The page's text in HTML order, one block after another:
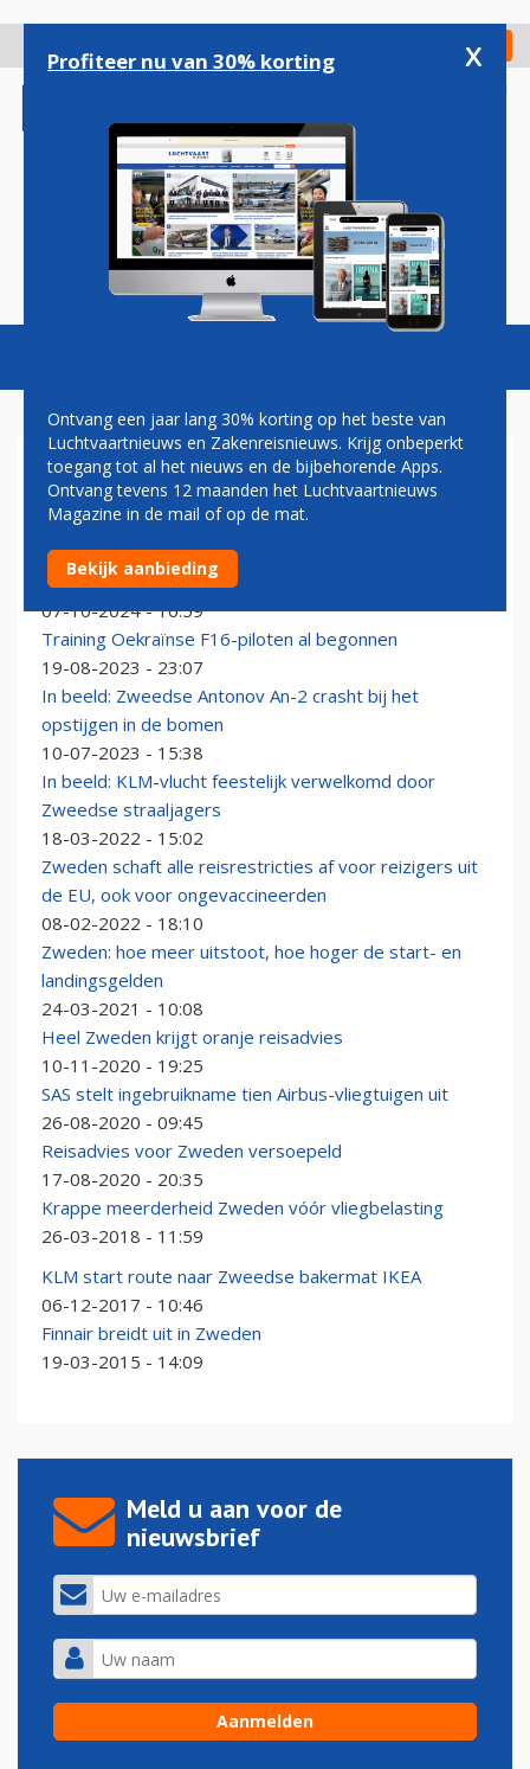
gaan
Check in
Magazine Podcasts Vacatures
ZWEDEN
Noorwegen gaat vliegtaks op Europese vluchten
verlagen
07-10-2024 - 16:59
Training Oekraïnse F16-piloten al begonnen
19-08-2023 - 23:07
In beeld: Zweedse Antonov An-2 crasht bij het
opstijgen in de bomen
10-07-2023 - 15:38
In beeld: KLM-vlucht feestelijk verwelkomd door
Zweedse straaljagers
18-03-2022 - 15:02
Zweden schaft alle reisrestricties af voor reizigers uit
de EU, ook voor ongevaccineerden
08-02-2022 - 18:10
Zweden: hoe meer uitstoot, hoe hoger de start- en
landingsgelden
24-03-2021 - 10:08
Heel Zweden krijgt oranje reisadvies
10-11-2020 - 19:25
SAS stelt ingebruikname tien Airbus-vliegtuigen uit
26-08-2020 - 09:45
Reisadvies voor Zweden versoepeld
17-08-2020 - 20:35
Krappe meerderheid Zweden vóór vliegbelasting
26-03-2018 - 11:59
KLM start route naar Zweedse bakermat IKEA
06-12-2017 - 10:46
Finnair breidt uit in Zweden
19-03-2015 - 14:09
Meld u aan voor de
nieuwsbrief
Profiteer nu van 30% korting x
Ontvang een jaar lang 30% korting op het beste van
Luchtvaartnieuws en Zakenreisnieuws. Krijg onbeperkt
toegang tot al het nieuws en de bijbehorende Apps.
Ontvang tevens 12 maanden het Luchtvaartnieuws
Magazine in de mail of op de mat.
Bekijk aanbieding